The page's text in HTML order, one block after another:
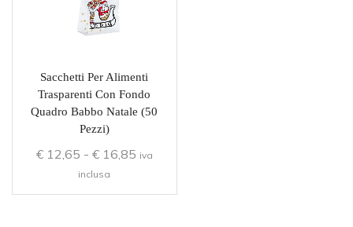
Sacchetti Per Alimenti
Trasparenti Con Fondo
Quadro Babbo Natale (50
Pezzi)
€12,65 - €16,85 iva
inclusa